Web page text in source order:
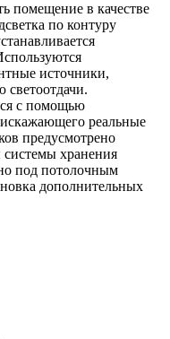
помещение в качестве
по контуру
источники,
с помощью
искажающего реальные
предусмотрено
хранения
под потолочным
дополнительных